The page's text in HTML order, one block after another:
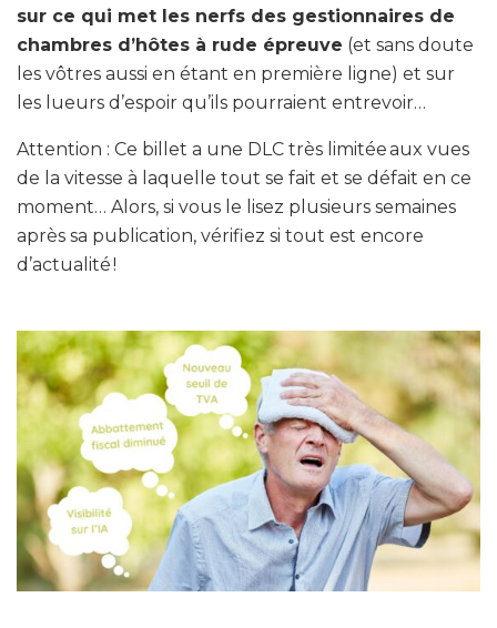
sur ce qui met les nerfs des gestionnaires de
chambres d’hôtes à rude épreuve (et sans doute
les vôtres aussi en étant en première ligne) et sur
les lueurs d’espoir qu’ils pourraient entrevoir…
Attention : Ce billet a une DLC très limitée aux vues
de la vitesse à laquelle tout se fait et se défait en ce
moment… Alors, si vous le lisez plusieurs semaines
après sa publication, vérifiez si tout est encore
d’actualité !